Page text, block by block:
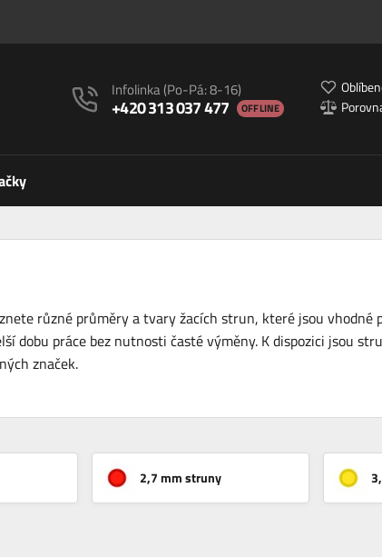
Infolinka(Po-Pá: 8-16)
+420 313 037 477 OFFLINE
různé průměry a tvary žacích strun, které jsou
dobu práce bez nutnosti časté výměny. K dispozici jsou
značek.
2,7 mm struny